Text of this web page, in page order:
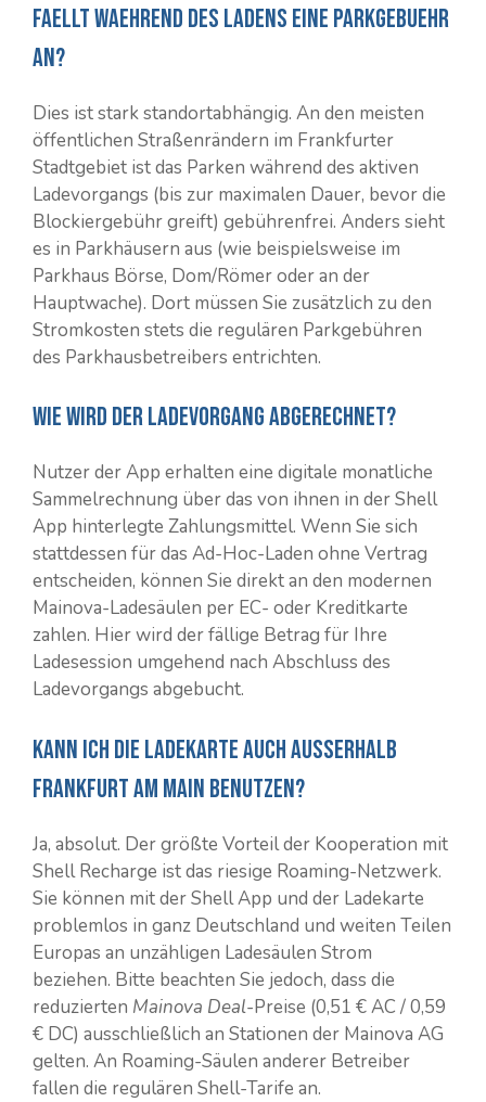
Faellt waehrend des Ladens eine Parkgebuehr
an?
Dies ist stark standortabhängig. An den meisten
öffentlichen Straßenrändern im Frankfurter
Stadtgebiet ist das Parken während des aktiven
Ladevorgangs (bis zur maximalen Dauer, bevor die
Blockiergebühr greift) gebührenfrei. Anders sieht
es in Parkhäusern aus (wie beispielsweise im
Parkhaus Börse, Dom/Römer oder an der
Hauptwache). Dort müssen Sie zusätzlich zu den
Stromkosten stets die regulären Parkgebühren
des Parkhausbetreibers entrichten.
Wie wird der Ladevorgang abgerechnet?
Nutzer der App erhalten eine digitale monatliche
Sammelrechnung über das von ihnen in der Shell
App hinterlegte Zahlungsmittel. Wenn Sie sich
stattdessen für das Ad-Hoc-Laden ohne Vertrag
entscheiden, können Sie direkt an den modernen
Mainova-Ladesäulen per EC- oder Kreditkarte
zahlen. Hier wird der fällige Betrag für Ihre
Ladesession umgehend nach Abschluss des
Ladevorgangs abgebucht.
Kann ich die Ladekarte auch ausserhalb
Frankfurt am Main benutzen?
Ja, absolut. Der größte Vorteil der Kooperation mit
Shell Recharge ist das riesige Roaming-Netzwerk.
Sie können mit der Shell App und der Ladekarte
problemlos in ganz Deutschland und weiten Teilen
Europas an unzähligen Ladesäulen Strom
beziehen. Bitte beachten Sie jedoch, dass die
reduzierten Mainova Deal-Preise (0,51 € AC / 0,59
€ DC) ausschließlich an Stationen der Mainova AG
gelten. An Roaming-Säulen anderer Betreiber
fallen die regulären Shell-Tarife an.